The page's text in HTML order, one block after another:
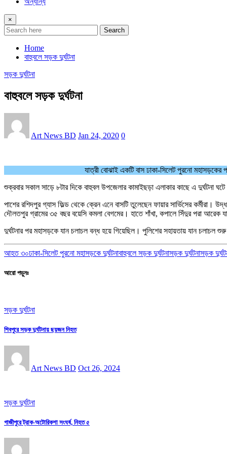
×
Search
Home
বাহুবলে সড়ক দুর্ঘটনা
সড়ক দুর্ঘটনা
বাহুবলে সড়ক দুর্ঘটনা
Art News BD Jan 24, 2020 0
যাত্রী বোঝাই একটি বাস ঢাকা-সিলেট পুরনো
শুক্রবার সকাল সাড়ে ৮টার দিকে বাহুবল উপজেলার কামাইছড়া এলাকার কাছে এ দুর্ঘটনা
পাশের রশিদপুর গ্যাস ফিল্ড থেকে ক্রেন এনে বাসটি তুলেছেন ফায়ার সার্ভিসের
দৌলতপুর গ্রামের ৩৫ বছর বয়েসি কমলা বেগমের। হাতে শাঁখা, কপালে সিঁদুর পরা আরেক
দুর্ঘটনার পর মহাসড়কে যান চলাচল বন্ধ হয়ে গিয়েছিল। পুলিশের সহায়তায় যান চলাচল
আহত ৩০ঢাকা-সিলেট পুরনো মহাসড়কে দুর্ঘটনাবাহুবলে সড়ক দুর্ঘটনাসড়ক দুর্ঘটনাসড়ক
আরো পড়ুনঃ
সড়ক দুর্ঘটনা
শিবপুরে সড়ক দুর্ঘটনায় ছয়জন নিহত
Art News BD Oct 26, 2024
সড়ক দুর্ঘটনা
গাজীপুরে ট্রাক-অটোরিকশা সংঘর্ষ, নিহত ৫